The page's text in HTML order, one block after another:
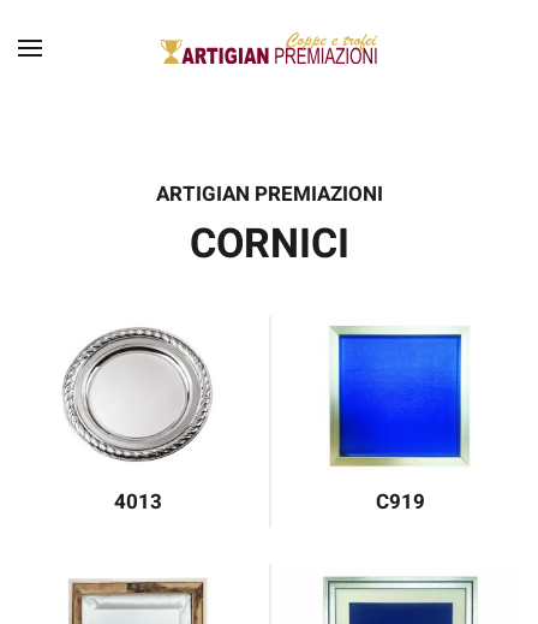
ARTIGIAN PREMIAZIONI
CORNICI
4013 C919